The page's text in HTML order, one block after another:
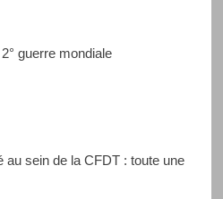
guerre mondiale
au sein de la CFDT : toute une